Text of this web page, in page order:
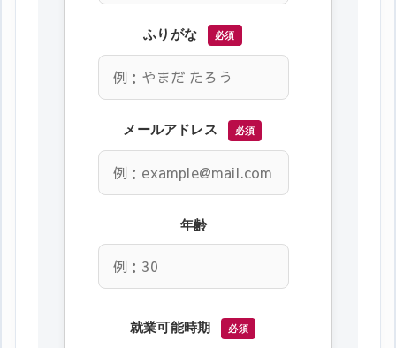
ふりがな 必須
メールアドレス 必須
年齢
就業可能時期 必須